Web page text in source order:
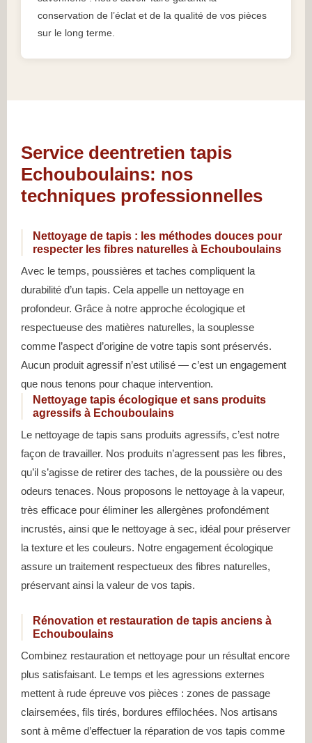
conservation de l’éclat et de la qualité de vos pièces
sur le long terme.
Service deentretien tapis
Echouboulains: nos
techniques professionnelles
Nettoyage de tapis : les méthodes douces pour
respecter les fibres naturelles à Echouboulains
Avec le temps, poussières et taches compliquent la
durabilité d’un tapis. Cela appelle un nettoyage en
profondeur. Grâce à notre approche écologique et
respectueuse des matières naturelles, la souplesse
comme l’aspect d’origine de votre tapis sont préservés.
Aucun produit agressif n’est utilisé — c’est un engagement
que nous tenons pour chaque intervention.
Nettoyage tapis écologique et sans produits
agressifs à Echouboulains
Le nettoyage de tapis sans produits agressifs, c’est notre
façon de travailler. Nos produits n’agressent pas les fibres,
qu’il s’agisse de retirer des taches, de la poussière ou des
odeurs tenaces. Nous proposons le nettoyage à la vapeur,
très efficace pour éliminer les allergènes profondément
incrustés, ainsi que le nettoyage à sec, idéal pour préserver
la texture et les couleurs. Notre engagement écologique
assure un traitement respectueux des fibres naturelles,
préservant ainsi la valeur de vos tapis.
Rénovation et restauration de tapis anciens à
Echouboulains
Combinez restauration et nettoyage pour un résultat encore
plus satisfaisant. Le temps et les agressions externes
mettent à rude épreuve vos pièces : zones de passage
clairsemées, fils tirés, bordures effilochées. Nos artisans
sont à même d’effectuer la réparation de vos tapis comme